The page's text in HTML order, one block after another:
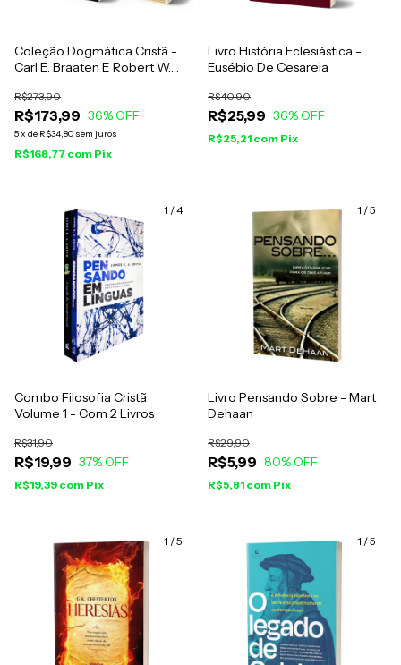
Coleção Dogmática Cristã -
Carl E. Braaten E Robert W.
R$173,99
R$273,90
36% OFF
5x de R$34,80 sem juros
R$168,77 com Pix
Livro História Eclesiástica -
Eusébio De Cesareia
R$25,99
R$40,90
36% OFF
R$25,21 com Pix
1 /4
Combo Filosofia Cristã
Volume 1 - Com 2 Livros
R$19,99
R$31,90
37% OFF
R$19,39 com Pix
1 /5
Livro Pensando Sobre - Mart
Dehaan
R$5,99
R$29,90
80% OFF
R$5,81 com Pix
1 /5 1 /5